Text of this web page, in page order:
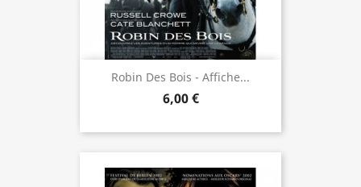
Robin Des Bois - Affiche...
6,00 €